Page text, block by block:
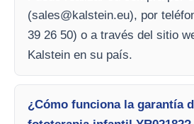
(sales@kalstein.eu), por
39 26 50) o a través del sitio
Kalstein en su país.
¿Cómo funciona la garantía